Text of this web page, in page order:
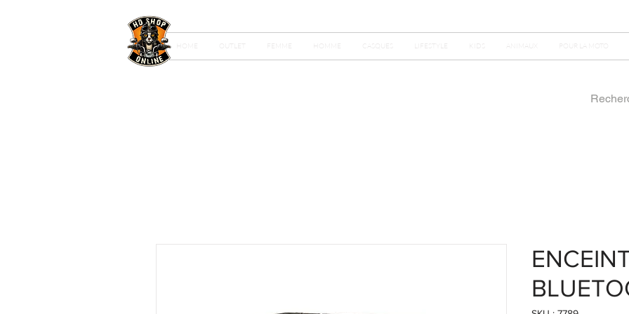
HOME OUTLET FEMME HOMME CASQUES LIFESTYLE KIDS ANIMAUX POUR LA MOTO